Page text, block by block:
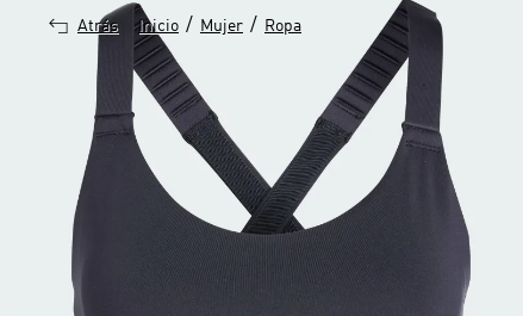
Atrás Inicio / Mujer / Ropa